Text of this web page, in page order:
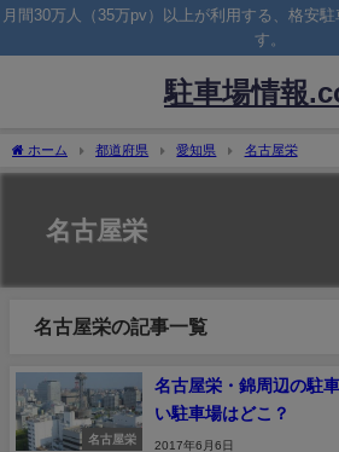
月間30万人（35万pv）以上が利用する、格安
す。
駐車場情報
ホーム 都道府県 愛知県 名古屋栄
名古屋栄
名古屋栄の記事一覧
名古屋栄
名古屋栄・錦周辺の駐
い駐車場はどこ？
2017年6月6日